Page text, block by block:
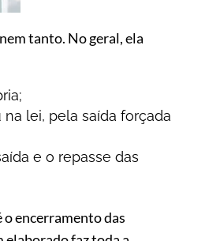
tanto. No geral, ela
lei, pela saída forçada
e o repasse das
encerramento das